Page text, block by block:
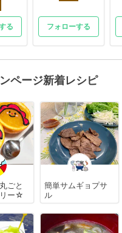
る フォローする
ページ新着レシピ
ごと
ー☆
簡単サムギョプサ
ル